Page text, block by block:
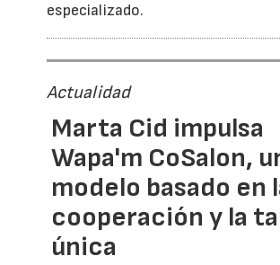
especializado.
Actualidad
Marta Cid impulsa
Wapa'm CoSalon,
modelo basado en
cooperación y la
única